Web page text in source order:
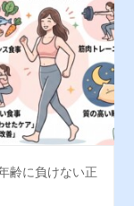
齢に負けない正